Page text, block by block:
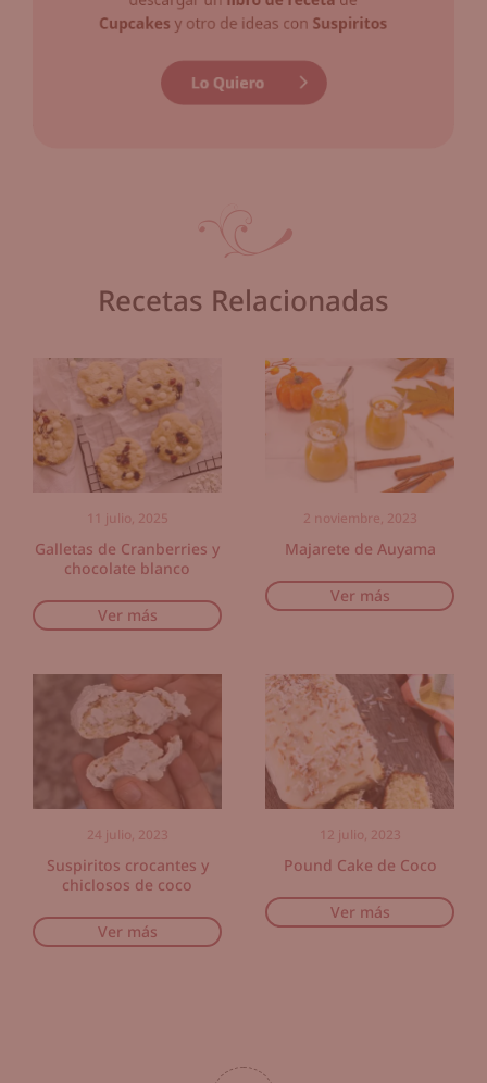
Recetas Relacionadas
11 julio, 2025
Galletas de Cranberries y
chocolate blanco
Ver más
2 noviembre, 2023
Majarete de Auyama
Ver más
24 julio, 2023
Suspiritos crocantes y
chiclosos de coco
Ver más
12 julio, 2023
Pound Cake de Coco
Ver más